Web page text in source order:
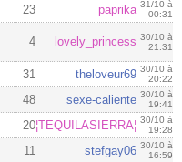
23 paprika 31/10 à
00:31
4 lovely_princess 30/10 à
21:31
31 theloveur69 30/10 à
20:22
48 sexe-caliente 30/10 à
19:41
20¦TEQUILASIERRA¦ 30/10 à
19:28
11 stefgay06 30/10 à
16:59